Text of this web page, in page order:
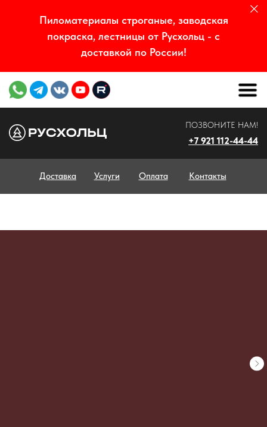
Пиломатериалы строганые, заводская
покраска, лестницы от Русхольц - с
доставкой по России!
ПОЗВОНИТЕ НАМ!
+7 921 112-44-44
Доставка Услуги Оплата Контакты